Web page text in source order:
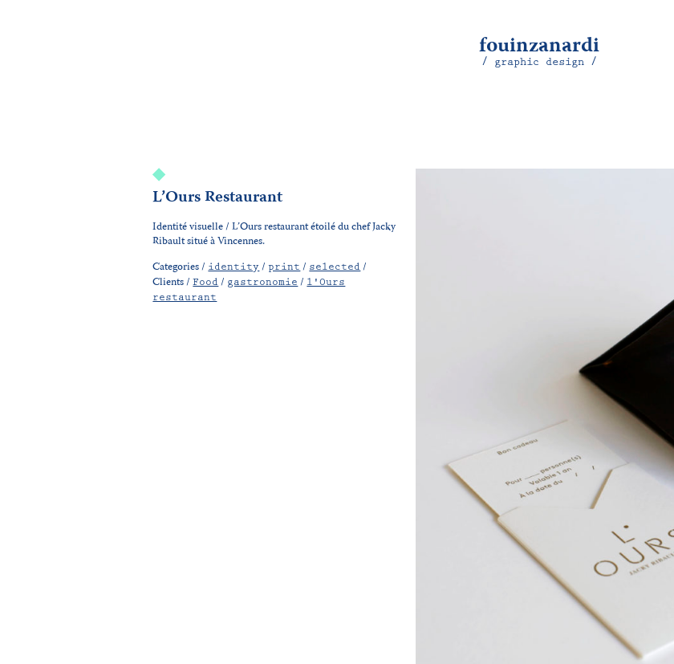
fouinzanardi
/ graphic design /
L’Ours Restaurant
Identité visuelle / L’Ours restaurant étoilé du chef Jacky
Ribault situé à Vincennes.
Categories /identity/print/selected/
Clients /Food/ gastronomie/l'Ours
restaurant